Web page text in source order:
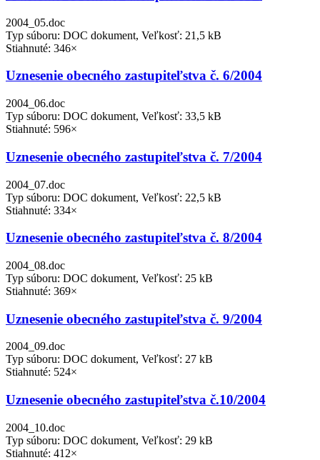
2004_05.doc
Typ súboru: DOC dokument, Veľkosť: 21,5 kB
Stiahnuté: 346×
Uznesenie obecného zastupiteľstva č. 6/2004
2004_06.doc
Typ súboru: DOC dokument, Veľkosť: 33,5 kB
Stiahnuté: 596×
Uznesenie obecného zastupiteľstva č. 7/2004
2004_07.doc
Typ súboru: DOC dokument, Veľkosť: 22,5 kB
Stiahnuté: 334×
Uznesenie obecného zastupiteľstva č. 8/2004
2004_08.doc
Typ súboru: DOC dokument, Veľkosť: 25 kB
Stiahnuté: 369×
Uznesenie obecného zastupiteľstva č. 9/2004
2004_09.doc
Typ súboru: DOC dokument, Veľkosť: 27 kB
Stiahnuté: 524×
Uznesenie obecného zastupiteľstva č.10/2004
2004_10.doc
Typ súboru: DOC dokument, Veľkosť: 29 kB
Stiahnuté: 412×